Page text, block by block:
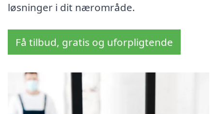
løsninger i dit nærområde.
Få tilbud, gratis og uforpligtende